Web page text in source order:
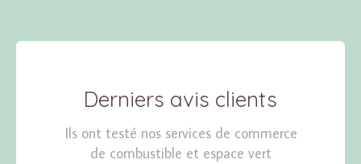
Derniers avis clients
Ils ont testé nos services de commerce
de combustible et espace vert